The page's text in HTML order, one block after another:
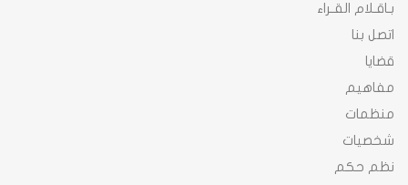
بـاقـلام القـراء
اتصل بنا
قضايا
مفاهيم
منظمات
شخصيات
نظم حكم